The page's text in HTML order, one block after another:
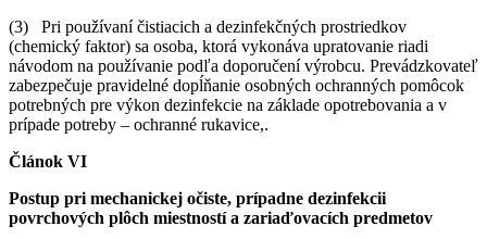
(3) Pri používaní čistiacich a dezinfekčných prostriedkov
(chemický faktor) sa osoba, ktorá vykonáva upratovanie riadi
návodom na používanie podľa doporučení výrobcu. Prevádzkovateľ
zabezpečuje pravidelné dopĺňanie osobných ochranných pomôcok
potrebných pre výkon dezinfekcie na základe opotrebovania a v
prípade potreby – ochranné rukavice,.
Článok VI
Postup pri mechanickej očiste, prípadne dezinfekcii
povrchových plôch miestností a zariaďovacích predmetov